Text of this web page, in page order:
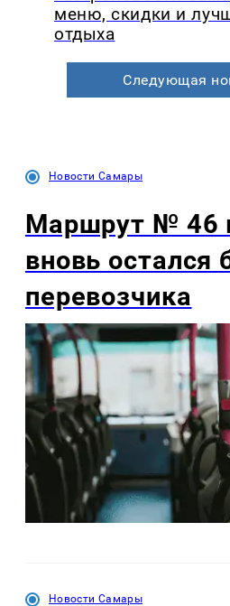
меню, скидки и
отдыха
Следующая
Новости Самары
Маршрут № 46
вновь остался
перевозчика
Новости Самары